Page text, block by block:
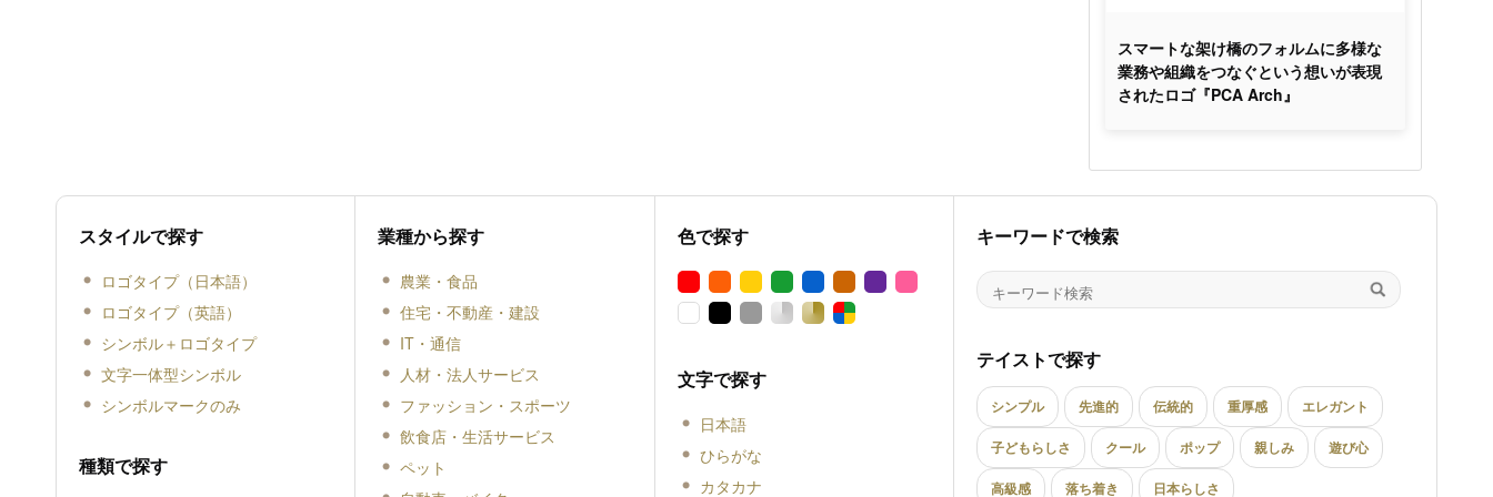
スマートな架け橋のフォルムに多様な
業務や組織をつなぐという想いが表現
されたロゴ『PCA Arch』
スタイルで探す
ロゴタイプ（日本語）
ロゴタイプ（英語）
シンボル＋ロゴタイプ
文字一体型シンボル
シンボルマークのみ
種類で探す
業種から探す
農業・食品
住宅・不動産・建設
IT・通信
人材・法人サービス
ファッション・スポーツ
飲食店・生活サービス
ペット
色で探す
文字で探す
日本語
ひらがな
カタカナ
キーワードで検索
テイストで探す
シンプル 先進的 伝統的 重厚感 エレガント
子どもらしさ クール ポップ 親しみ 遊び心
高級感 落ち着き 日本らしさ